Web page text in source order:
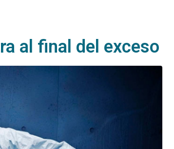
al final del exceso